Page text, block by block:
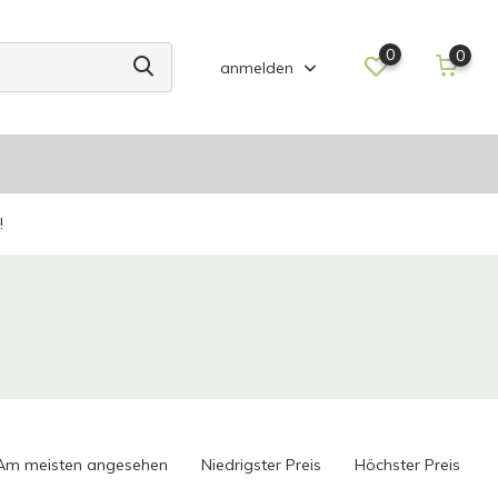
anmelden
0 0
meisten angesehen Niedrigster Preis Höchster Preis